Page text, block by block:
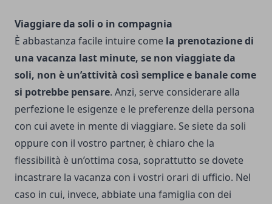
Viaggiare da soli o in compagnia
È abbastanza facile intuire come la prenotazione di
una vacanza last minute, se non viaggiate da
soli, non è un’attività così semplice e banale come
si potrebbe pensare. Anzi, serve considerare alla
perfezione le esigenze e le preferenze della persona
con cui avete in mente di viaggiare. Se siete da soli
oppure con il vostro partner, è chiaro che la
flessibilità è un’ottima cosa, soprattutto se dovete
incastrare la vacanza con i vostri orari di ufficio. Nel
caso in cui, invece, abbiate una famiglia con dei